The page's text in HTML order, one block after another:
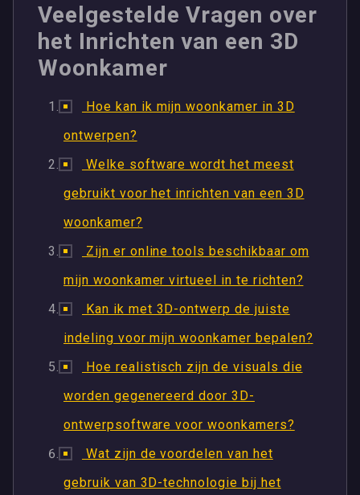
Veelgestelde Vragen over
het Inrichten van een 3D
Woonkamer
Hoe kan ik mijn woonkamer in 3D
ontwerpen?
Welke software wordt het meest
gebruikt voor het inrichten van een 3D
woonkamer?
Zijn er online tools beschikbaar om
mijn woonkamer virtueel in te richten?
Kan ik met 3D-ontwerp de juiste
indeling voor mijn woonkamer bepalen?
Hoe realistisch zijn de visuals die
worden gegenereerd door 3D-
ontwerpsoftware voor woonkamers?
Wat zijn de voordelen van het
gebruik van 3D-technologie bij het